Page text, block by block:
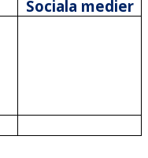
Sociala medier